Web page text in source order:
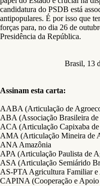
candidatura do PSDB está
antipopulares. É por isso que
forças para, no dia 26 de
Presidência da República.
Brasil, 13
Assinam esta carta:
AABA (Articulação de
ABA (Associação Brasileira
ACA (Articulação Capixaba
AMA (Articulação Mineira de
ANA Amazônia
APA (Articulação Paulista de
ASA (Articulação Semiárido
AS-PTA Agricultura Familiar e
CAPINA (Cooperação e